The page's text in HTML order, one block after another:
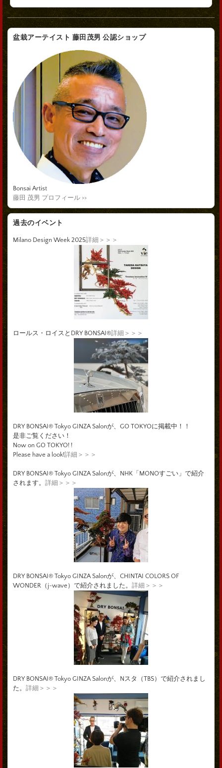
盆栽アーテイスト 藤田茂男 公認ショップ
Bonsai Artist
藤田 茂男 プロフィール >>
過去のイベント
Milano Design Week 2025詳細＞＞＞
ロールス・ロイスとDRY BONSAI®詳細＞＞＞
DRY BONSAI® Tokyo GINZA Salonが、GO TOKYOに掲載中！！
是非ご覧ください！
Now on GO TOKYO! !
Please have a look!詳細＞＞＞
DRY BONSAI® Tokyo GINZA Salonが、NHK「MONOすごい」で紹介
されます。 詳細＞＞＞
DRY BONSAI® Tokyo GINZA Salonが、CHINTAI COLORS OF
WONDER（j-wave）で紹介されました。 詳細＞＞＞
DRY BONSAI® Tokyo GINZA Salonが、Nスタ（TBS）で紹介されまし
た。 詳細＞＞＞